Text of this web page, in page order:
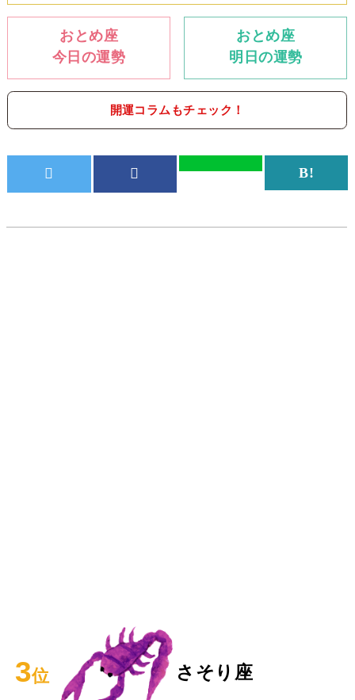
おとめ座
今日の運勢
おとめ座
明日の運勢
開運コラムもチェック！
3位 さそり座